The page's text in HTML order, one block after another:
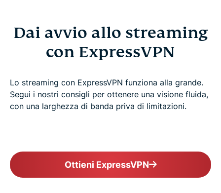
Dai avvio allo streaming
con ExpressVPN
Lo streaming con ExpressVPN funziona alla grande.
Segui i nostri consigli per ottenere una visione fluida,
con una larghezza di banda priva di limitazioni.
Ottieni ExpressVPN